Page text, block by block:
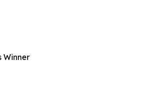
Winner